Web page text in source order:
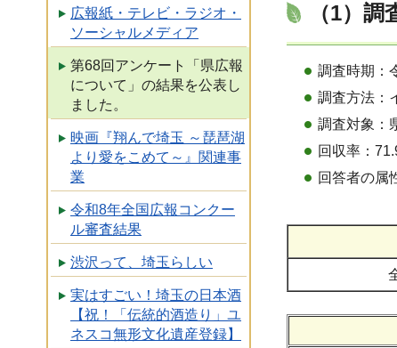
広報紙・テレビ・ラジオ・
ソーシャルメディア
第68回アンケート「県広報
について」の結果を公表し
ました。
映画『翔んで埼玉 ～琵琶湖
より愛をこめて～』関連事
業
令和8年全国広報コンクー
ル審査結果
渋沢って、埼玉らしい
実はすごい！埼玉の日本酒
【祝！「伝統的酒造り」ユ
ネスコ無形文化遺産登録】
（1）調
調査時期：
調査方法：
調査対象：
回収率：
回答者の属